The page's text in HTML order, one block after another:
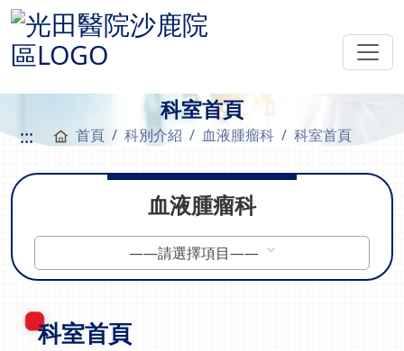
科室首頁
::: 首頁 科別介紹 血液腫瘤科 科室首頁
血液腫瘤科
——請選擇項目——
科室首頁